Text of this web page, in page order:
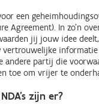
een
Agreement). In zo’n
jij jouw idee
informatie
andere partij die
toe om vrijer te
zijn er?